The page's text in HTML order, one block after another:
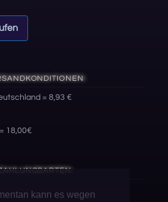
= 8,93 €
18,00€
kann es wegen